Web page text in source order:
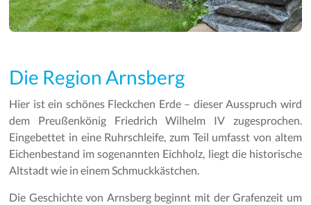
Die Region Arnsberg
Hier ist ein schönes Fleckchen Erde – dieser Ausspruch wird
dem Preußenkönig Friedrich Wilhelm IV zugesprochen.
Eingebettet in eine Ruhrschleife, zum Teil umfasst von altem
Eichenbestand im sogenannten Eichholz, liegt die historische
Altstadt wie in einem Schmuckkästchen.
Die Geschichte von Arnsberg beginnt mit der Grafenzeit um